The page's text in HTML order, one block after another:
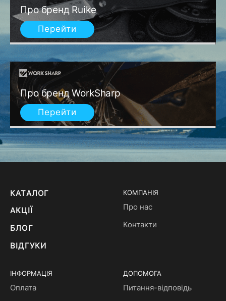
Про бренд Ruike
Перейти
Про бренд WorkSharp
Перейти
КАТАЛОГ
АКЦІЇ
БЛОГ
ВІДГУКИ
КОМПАНІЯ
Про нас
Контакти
ІНФОРМАЦІЯ
Оплата
ДОПОМОГА
Питання-відповідь